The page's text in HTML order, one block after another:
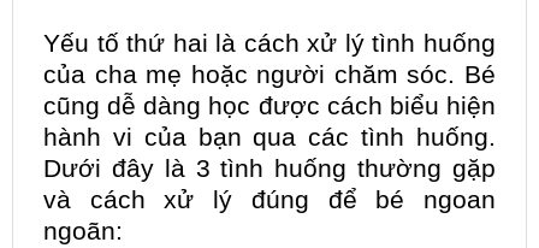
Yếu tố thứ hai là cách xử lý tình huống
của cha mẹ hoặc người chăm sóc. Bé
cũng dễ dàng học được cách biểu hiện
hành vi của bạn qua các tình huống.
Dưới đây là 3 tình huống thường gặp
và cách xử lý đúng để bé ngoan
ngoãn: